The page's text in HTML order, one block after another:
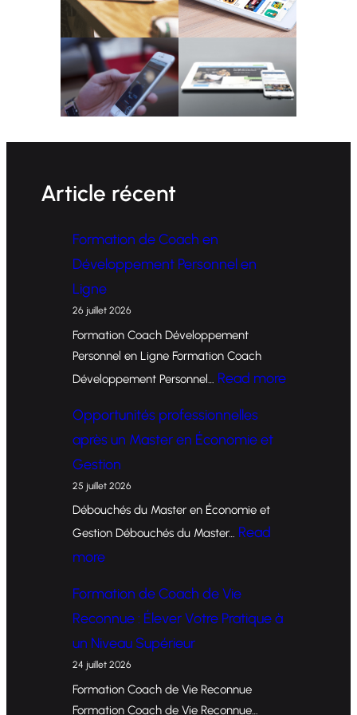
Article récent
Formation de Coach en
Développement Personnel en
Ligne
26 juillet 2026
Formation Coach Développement
Personnel en Ligne Formation Coach
Développement Personnel… Read more:
Opportunités professionnelles
après un Master en Économie et
Gestion
25 juillet 2026
Débouchés du Master en Économie et
Gestion Débouchés du Master… Read
more:
t
Formation de Coach de Vie
Reconnue : Élever Votre Pratique à
un Niveau Supérieur
24 juillet 2026
Formation Coach de Vie Reconnue
Formation Coach de Vie Reconnue…